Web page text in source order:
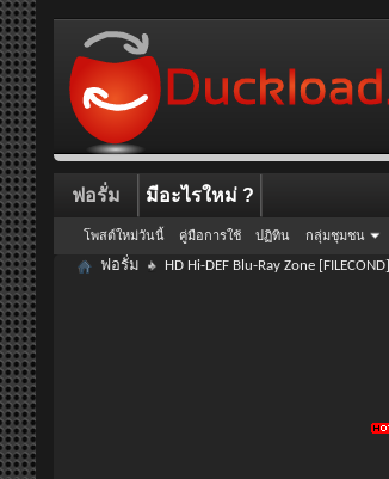
ฟอรั่ม
โพสต์ใหม่วันนี้ คู่มือการใช้ ปฏิทิน กลุ่มชุมชน
มีอะไรใหม่ ?
ฟอรั่ม HD Hi-DEF Blu-Ray Zone [FILECOND]